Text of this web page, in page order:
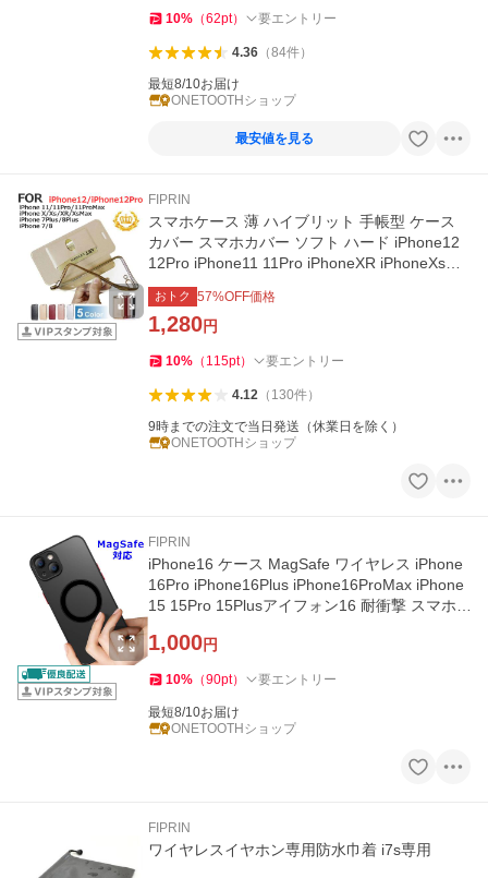
10% （62pt） 要エントリー
4.36（84件）
最短8/10お届け
ONETOOTHショップ
最安値を見る
FIPRIN
スマホケース 薄 ハイブリット 手帳型 ケース
カバー スマホカバー ソフト ハード iPhone12
12Pro iPhone11 11Pro iPhoneXR iPhoneXsMa
x X Xs iPhone7
おトク 57%OFF価格
1,280円
10% （ 115pt） 要エントリー
4.12（ 130件）
9時までの注文で当日発送（休業日を除く）
ONETOOTHショップ
FIPRIN
iPhone16 ケース MagSafe ワイヤレス iPhone
16Pro iPhone16Plus iPhone16ProMax iPhone
15 15Pro 15Plusアイフォン16 耐衝撃 スマホ
1,000円
10% （90pt） 要エントリー
最短8/10お届け
ONETOOTHショップ
FIPRIN
ワイヤレスイヤホン専用防水巾着 i7s専用